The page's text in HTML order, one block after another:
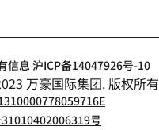
信息 沪ICP备14047926号-10
万豪国际集团. 版权所有
号